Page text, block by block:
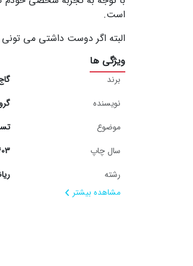
است.
البته اگر دوست داشتی می تونی
ویژگی ها
برند
نویسنده
موضوع
سال چاپ
رشته
مشاهده بیشتر